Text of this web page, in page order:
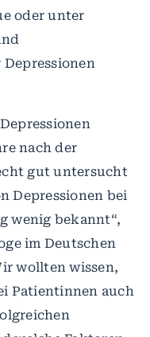
oder unter
Depressionen
nach der
gut untersucht
Depressionen bei
wenig bekannt“,
im Deutschen
wollten wissen,
Patientinnen auch